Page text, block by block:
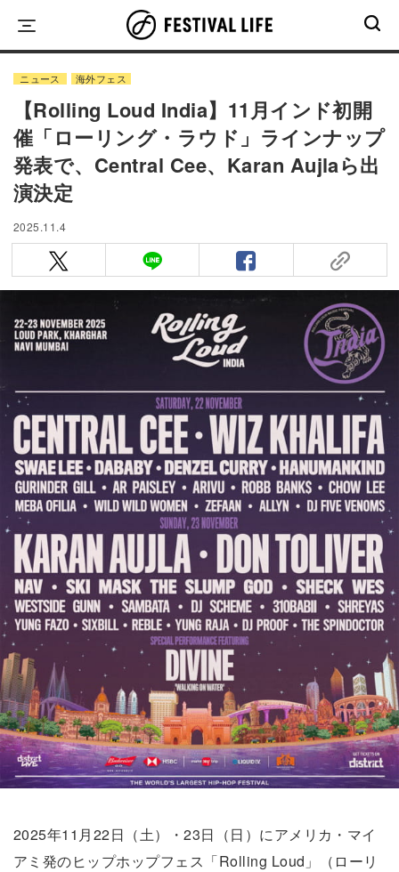
content
ニュース 海外フェス
【Rolling Loud India】11月インド初開
催「ローリング・ラウド」ラインナップ
発表で、Central Cee、Karan Aujlaら出
演決定
2025.11.4
2025年11月22日（土）・23日（日）にアメリカ・マイ
アミ発のヒップホップフェス「Rolling Loud」（ローリ